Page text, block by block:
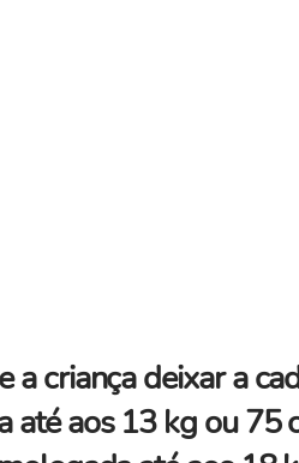
a criança deixar a
até aos 13 kg ou 75